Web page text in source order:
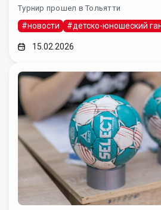
Турнир прошел в Тольятти
#новости #детско-юношеский
15.02.2026